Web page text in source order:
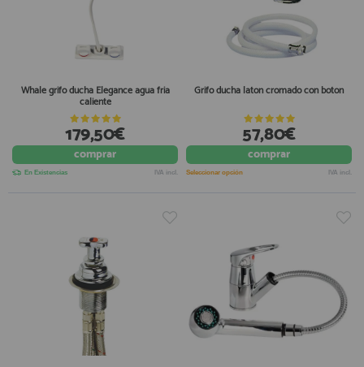
Whale grifo ducha Elegance agua fria
caliente
179,50€
comprar
En Existencias IVA incl.
Grifo ducha laton cromado con boton
57,80€
comprar
Seleccionar opción IVA incl.